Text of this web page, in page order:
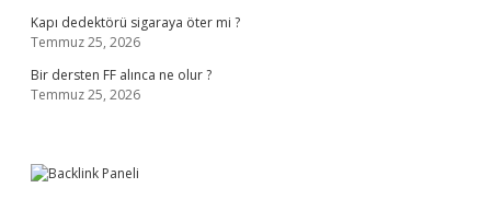
Kapı dedektörü sigaraya öter mi ?
Temmuz 25, 2026
Bir dersten FF alınca ne olur ?
Temmuz 25, 2026